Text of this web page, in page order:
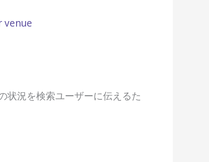
venue
状況を検索ユーザーに伝えるた